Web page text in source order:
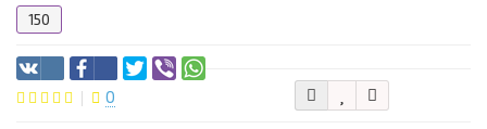
150
0